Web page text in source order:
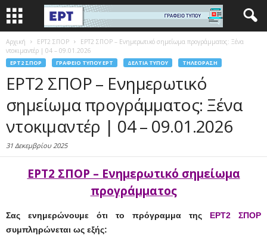
Αρχική EΡΤ2 ΣΠΟΡ
ΕΡΤ2 ΣΠΟΡ – Ενημερωτικό σημείωμα προγράμματος: Ξένα
ντοκιμαντέρ | 04 – 09.01.2026
EΡΤ2 ΣΠΟΡ ΓΡΑΦΕΊΟ ΤΎΠΟΥ ΕΡΤ ΔΕΛΤΊΑ ΤΎΠΟΥ ΤΗΛΕΌΡΑΣΗ
ΕΡΤ2 ΣΠΟΡ – Ενημερωτικό
σημείωμα προγράμματος: Ξένα
ντοκιμαντέρ | 04 – 09.01.2026
31 Δεκεμβρίου 2025
ΕΡΤ2 ΣΠΟΡ – Ενημερωτικό σημείωμα
προγράμματος
Σας ενημερώνουμε ότι το πρόγραμμα της ΕΡΤ2 ΣΠΟΡ
συμπληρώνεται ως εξής: